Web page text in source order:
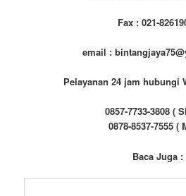
Fax : 021-
email :
Pelayanan 24 jam hubungi
0857-7733-3808 (
0878-8537-7555 (
Baca Juga :